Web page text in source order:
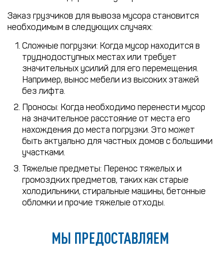
Заказ грузчиков для вывоза мусора становится
необходимым в следующих случаях:
Сложные погрузки: Когда мусор находится в
труднодоступных местах или требует
значительных усилий для его перемещения.
Например, вынос мебели из высоких этажей
без лифта.
Проносы: Когда необходимо перенести мусор
на значительное расстояние от места его
нахождения до места погрузки. Это может
быть актуально для частных домов с большими
участками.
Тяжелые предметы: Перенос тяжелых и
громоздких предметов, таких как старые
холодильники, стиральные машины, бетонные
обломки и прочие тяжелые отходы.
МЫ ПРЕДОСТАВЛЯЕМ